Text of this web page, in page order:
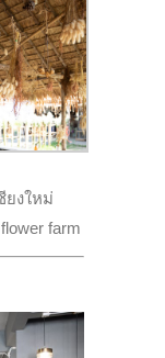
ยงใหม่
farm